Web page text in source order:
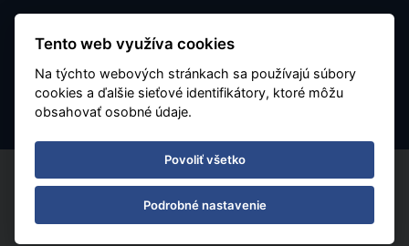
Charterové letenky
Nastavenie cookies
Tento web využíva cookies
Na týchto webových stránkach sa používajú súbory
cookies a ďalšie sieťové identifikátory, ktoré môžu
obsahovať osobné údaje.
Povoliť všetko
Podrobné nastavenie